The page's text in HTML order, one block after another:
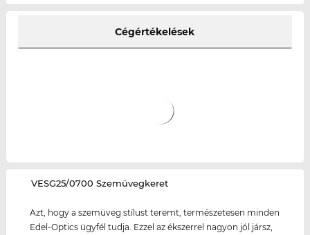
Cégértékelések
‌VESG25/0700 Szemüvegkeret
Azt, hogy a szemüveg stílust teremt, természetesen minden
Edel-Optics ügyfél tudja. Ezzel az ékszerrel nagyon jól jársz,